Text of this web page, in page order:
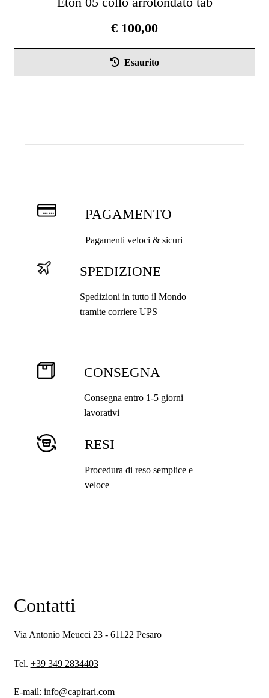
€ 100,00
Esaurito
PAGAMENTO
Pagamenti veloci & sicuri
SPEDIZIONE
Spedizioni in tutto il Mondo
tramite corriere UPS
CONSEGNA
Consegna entro 1-5 giorni
lavorativi
RESI
Procedura di reso semplice e
veloce
Contatti
Via Antonio Meucci 23 - 61122 Pesaro
Tel. +39 349 2834403
E-mail: info@capirari.com